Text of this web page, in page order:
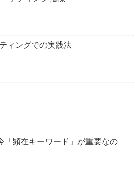
ィングでの実践法
「顕在キーワード」が重要なの